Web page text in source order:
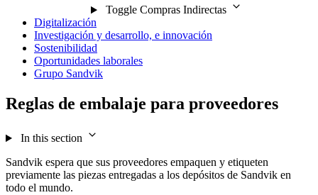
Toggle Compras Indirectas
Digitalización
Investigación y desarrollo, e innovación
Sostenibilidad
Oportunidades laborales
Grupo Sandvik
Reglas de embalaje para proveedores
In this section
Sandvik espera que sus proveedores empaquen y etiqueten
previamente las piezas entregadas a los depósitos de Sandvik en
todo el mundo.